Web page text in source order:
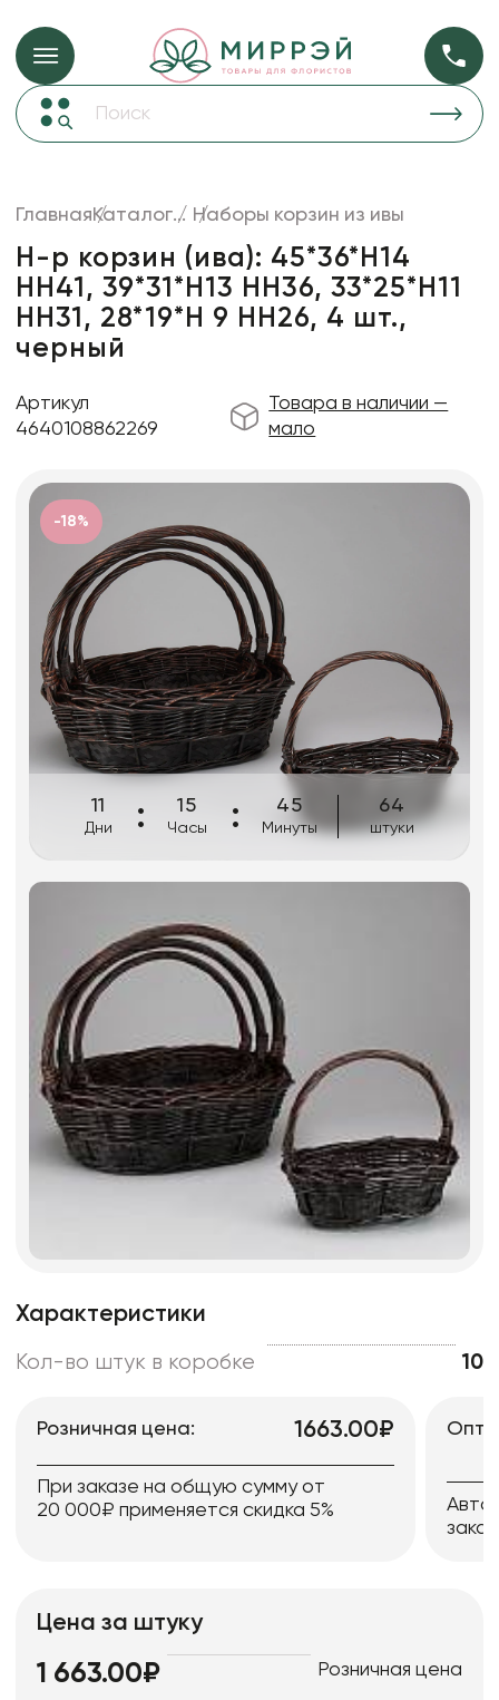
Упаковка для цветов и подарков Упаковка для
Пленка
прозрачная
Декор для дома
Сухоцветы
Лента
Пакеты для цветов и подарков
Искусственные цветы и растения
Декоративные вазы, кашпо
Фоамиран
Свечи
Игрушки мягкие
Изделия из металла
Сухоцветы
ГлавнаяКаталог... Наборы корзин из ивы
Н-р корзин (ива): 45*36*H14
HH41, 39*31*H13 HH36, 33*25*H11
HH31, 28*19*H 9 HH26, 4 шт.,
черный
Артикул
4640108862269
Товара в наличии —
мало
-18%
11
Дни
15
Часы
45
Минуты
64
штуки
Характеристики
Кол-во штук в коробке 10
Розничная цена: 1663.00₽
При заказе на общую сумму от
20 000₽ применяется скидка 5%
Цена за штуку
1 663.00₽ Розничная цена